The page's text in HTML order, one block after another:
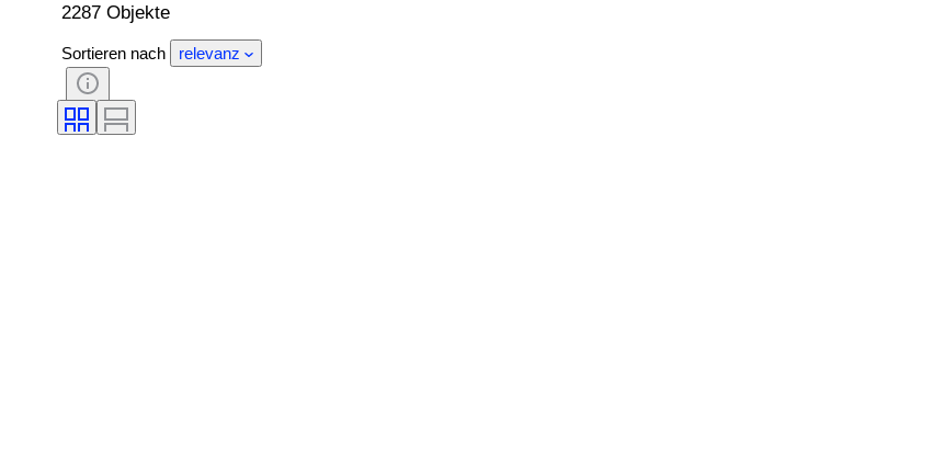
2287 Objekte
Sortieren nach relevanz